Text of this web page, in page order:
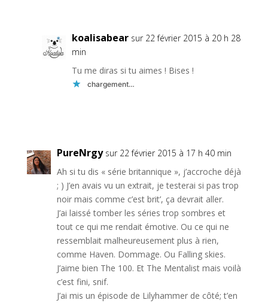
koalisabear sur 22 février 2015 à 20 h 28
min
Tu me diras si tu aimes ! Bises !
chargement…
PureNrgy sur 22 février 2015 à 17 h 40 min
Ah si tu dis « série britannique », j’accroche déjà
; ) J’en avais vu un extrait, je testerai si pas trop
noir mais comme c’est brit’, ça devrait aller.
J’ai laissé tomber les séries trop sombres et
tout ce qui me rendait émotive. Ou ce qui ne
ressemblait malheureusement plus à rien,
comme Haven. Dommage. Ou Falling skies.
J’aime bien The 100. Et The Mentalist mais voilà
c’est fini, snif.
J’ai mis un épisode de Lilyhammer de côté; t’en